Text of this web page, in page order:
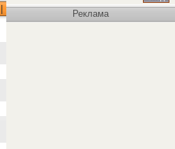
Реклама